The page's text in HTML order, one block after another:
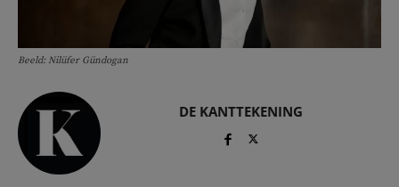
Beeld: Nilüfer Gündogan
DE KANTTEKENING